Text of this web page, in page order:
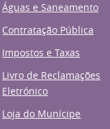
Águas e Saneamento
Contratação Pública
Impostos e Taxas
Livro de Reclamações
Eletrónico
Loja do Munícipe